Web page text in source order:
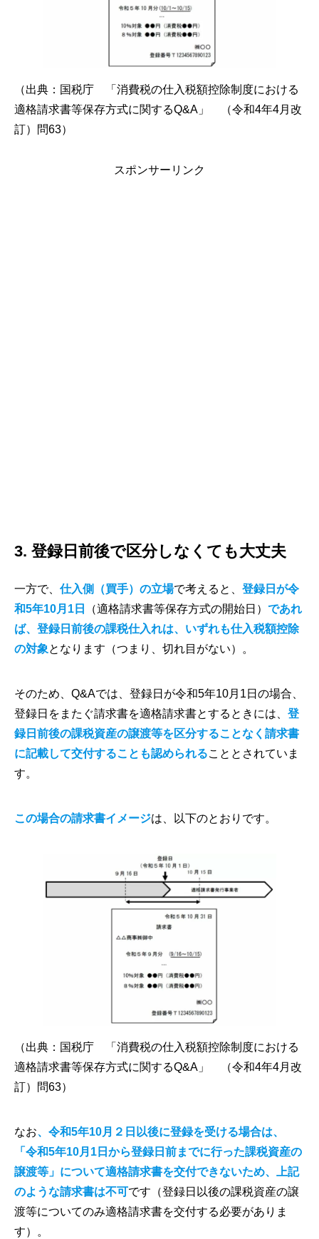
（出典：国税庁 「消費税の仕入税額控除制度における
適格請求書等保存方式に関するQ&A」 （令和4年4月改
訂）問63）
スポンサーリンク
3. 登録日前後で区分しなくても大丈夫
一方で、 仕入側（買手）の立場で考えると、 登録日が令
和5年10月1日
（適格請求書等保存方式の開始日） であれ
ば、登録日前後の課税仕入れは、いずれも仕入税額控除
の対象となります（つまり、切れ目がない）。
そのため、Q&Aでは、登録日が令和5年10月1日の場合、
登録日をまたぐ請求書を適格請求書とするときには、 登
録日前後の課税資産の譲渡等を区分することなく請求書
に記載して交付することも認められることとされていま
す。
この場合の請求書イメージは、以下のとおりです。
（出典：国税庁 「消費税の仕入税額控除制度における
適格請求書等保存方式に関するQ&A」 （令和4年4月改
訂）問63）
なお、令和5年10月２日以後に登録を受ける場合は、
「令和5年10月1日から登録日前までに行った課税資産の
譲渡等」について適格請求書を交付できないため、上記
のような請求書は不可です（登録日以後の課税資産の譲
渡等についてのみ適格請求書を交付する必要がありま
す）。